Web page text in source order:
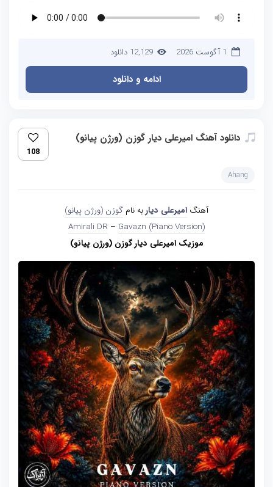
1 آگوست 2026 12,129 دانلود
ادامه و دانلود
دانلود آهنگ امیرعلی دیار گوزن (ورژن پیانو)
108
Ahang
آهنگ امیرعلی دیاربه نام گوزن (ورژن پیانو)
Amirali DR – Gavazn (Piano Version)
موزیک امیرعلی دیار گوزن (ورژن پیانو)